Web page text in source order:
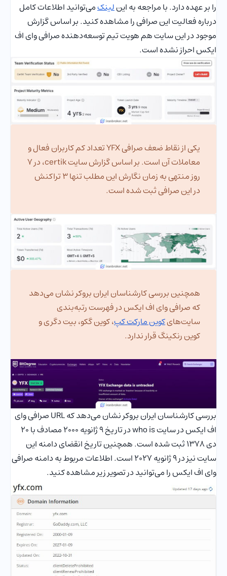
را بر عهده دارد. با مراجعه به اینلینکمی‌توانید اطلاعات کامل
درباره فعالیت این صرافی را مشاهده کنید. بر اساس گزارش
موجود در این سایت هم هویت تیم توسعه‌دهنده صرافی وای اف
ایکس احراز نشده است.
یکی از نقاط ضعف صرافی YFX تعداد کم کاربران فعال و
معاملات آن است. بر اساس گزارش سایت certik، در 7
روز منتهی به زمان نگارش این مطلب تنها 3 تراکنش
در این صرافی ثبت شده است.
همچنین بررسی کارشناسان ایران بروکر نشان می‌دهد
که صرافی وای اف ایکس در فهرست رتبه‌بندی
سایت‌هایکوین مارکت کپ، کوین گکو، بیت دگری و
کوین رنکینگ قرار ندارد.
بررسی کارشناسان ایران بروکر نشان می‌دهد که URL صرافی وای
اف ایکس در سایت who is در تاریخ 9 ژانویه 2000 مصادف با 20
دی 1378 ثبت شده است. همچنین تاریخ انقضای دامنه این
سایت نیز در 9 ژانویه 2027 است. اطلاعات مربوط به دامنه صرافی
وای اف ایکس را می‌توانید در تصویر زیر مشاهده کنید.